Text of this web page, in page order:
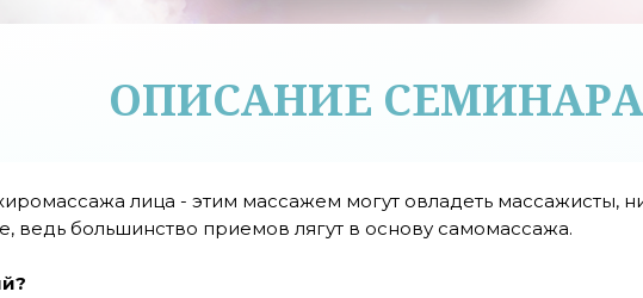
ОПИСАНИЕ СЕМИНАРА
лица - этим массажем могут овладеть массажисты,
ведь большинство приемов лягут в основу самомассажа.